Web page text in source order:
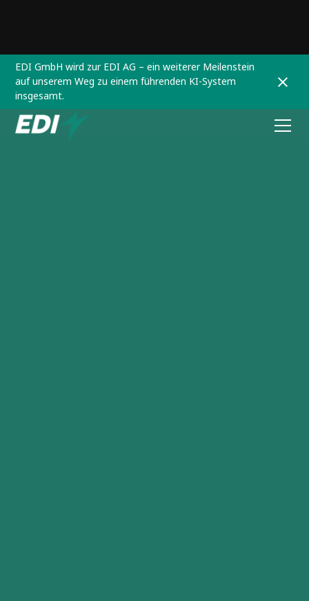
EDI GmbH wird zur EDI AG – ein weiterer Meilenstein
auf unserem Weg zu einem führenden KI-System
insgesamt.